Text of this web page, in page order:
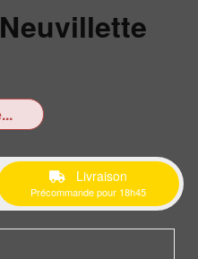
Livraison
Précommande pour 18h45